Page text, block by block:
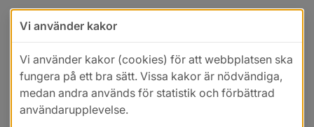
Vi använder kakor
Vi använder kakor (cookies) för att webbplatsen ska
fungera på ett bra sätt. Vissa kakor är nödvändiga,
medan andra används för statistik och förbättrad
användarupplevelse.